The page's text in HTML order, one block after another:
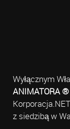
Wyłącznym
ANIMATORA ®
z siedzibą w